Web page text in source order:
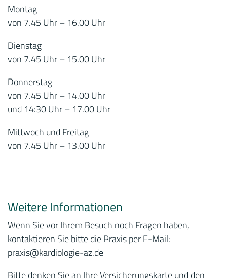
Montag
von 7.45 Uhr – 16.00 Uhr
Dienstag
von 7.45 Uhr – 15.00 Uhr
Donnerstag
von 7.45 Uhr – 14.00 Uhr
und 14:30 Uhr – 17.00 Uhr
Mittwoch und Freitag
von 7.45 Uhr – 13.00 Uhr
Weitere Informationen
Wenn Sie vor Ihrem Besuch noch Fragen haben,
kontaktieren Sie bitte die Praxis per E-Mail:
praxis@kardiologie-az.de
Bitte denken Sie an Ihre Versicherungskarte und den